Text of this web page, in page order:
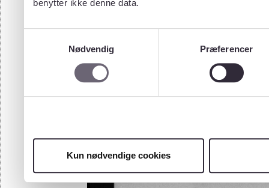
benytter ikke denne data.
Nødvendig
Præferencer
Kun nødvendige cookies
90
97
100